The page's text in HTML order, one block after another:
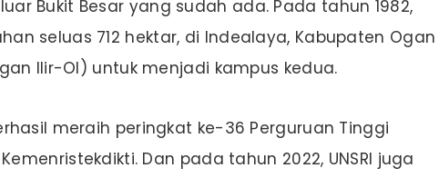
Bukit Besar yang sudah ada. Pada tahun 1982,
seluas 712 hektar, di Indealaya, Kabupaten Ogan
Ilir-OI) untuk menjadi kampus kedua.
meraih peringkat ke-36 Perguruan Tinggi
Dan pada tahun 2022, UNSRI juga